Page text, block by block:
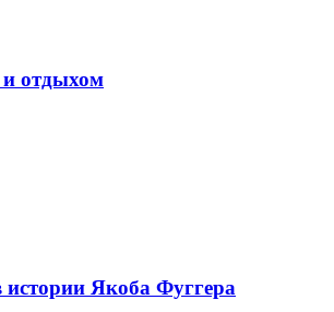
отдыхом
истории Якоба Фуггера